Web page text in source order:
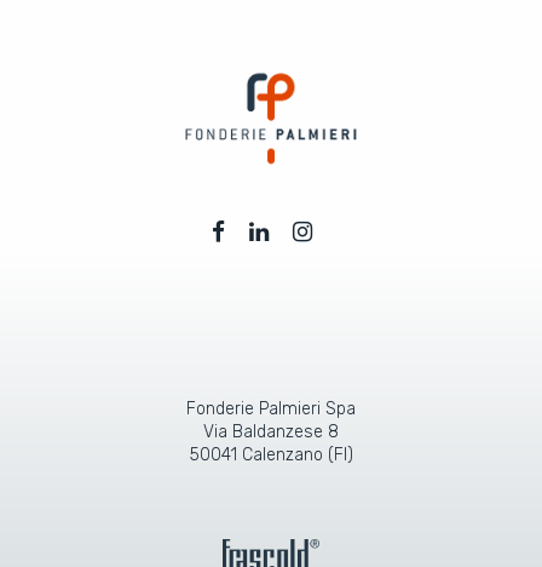
Fonderie Palmieri Spa
Via Baldanzese 8
50041 Calenzano (FI)